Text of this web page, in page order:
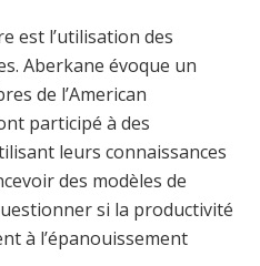
est l’utilisation des
Aberkane évoque un
de l’American
participé à des
leurs connaissances
des modèles de
si la productivité
à l’épanouissement